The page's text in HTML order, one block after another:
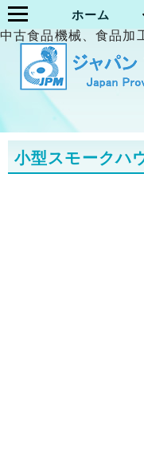
ホーム
中古食品機械、食品加
小型スモークハ